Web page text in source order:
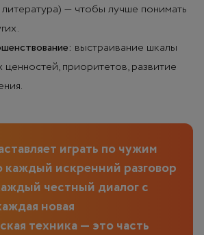
— чтобы лучше понимать
выстраивание шкалы
ценностей, приоритетов, развитие
играть по чужим
каждый искренний разговор
честный диалог с
новая
техника — это часть